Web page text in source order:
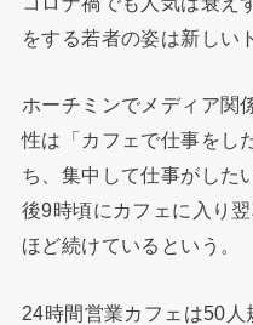
をする若者の姿は新しい
ホーチミンでメディア関
性は「カフェで仕事をし
ち、集中して仕事がした
後9時頃にカフェに入り
ほど続けているという。
24時間営業カフェは50